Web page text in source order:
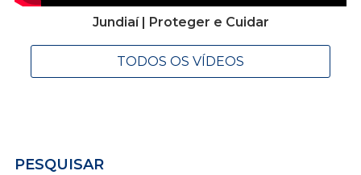
Jundiaí | Proteger e Cuidar
TODOS OS VÍDEOS
PESQUISAR